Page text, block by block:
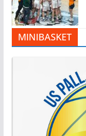
MINIBASKET